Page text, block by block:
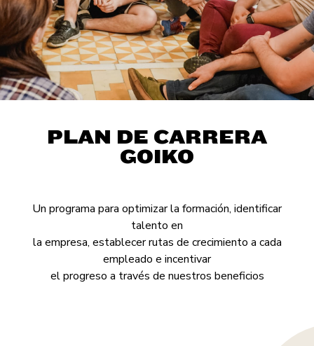
PLAN DE CARRERA
GOIKO
Un programa para optimizar la formación, identificar
talento en
la empresa, establecer rutas de crecimiento a cada
empleado e incentivar
el progreso a través de nuestros beneficios